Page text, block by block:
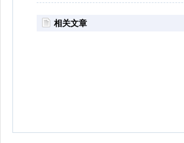
相关文章